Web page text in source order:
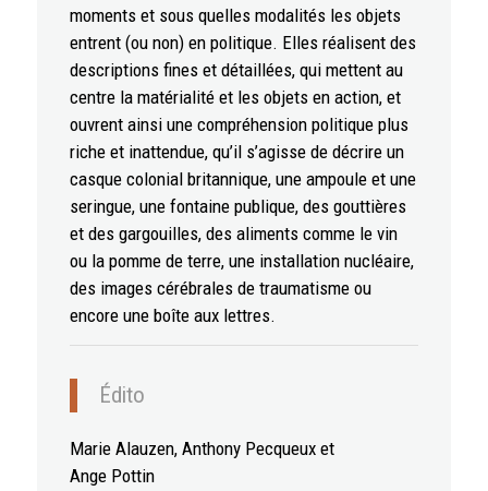
moments et sous quelles modalités les objets
entrent (ou non) en politique. Elles réalisent des
descriptions fines et détaillées, qui mettent au
centre la matérialité et les objets en action, et
ouvrent ainsi une compréhension politique plus
riche et inattendue, qu’il s’agisse de décrire un
casque colonial britannique, une ampoule et une
seringue, une fontaine publique, des gouttières
et des gargouilles, des aliments comme le vin
ou la pomme de terre, une installation nucléaire,
des images cérébrales de traumatisme ou
encore une boîte aux lettres.
Édito
Marie Alauzen, Anthony Pecqueux et
Ange Pottin